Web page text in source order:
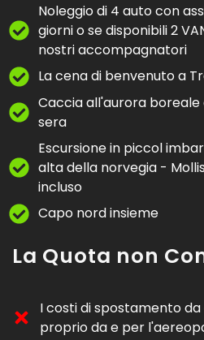
Noleggio di 4 auto con
giorni o se disponibili 2
nostri accompagnatori
La cena di benvenuto a
Caccia all'aurora
sera
Escursione in piccol
alta della norvegia -
incluso
Capo nord insieme
La Quota non
I costi di spostamento
proprio da e per